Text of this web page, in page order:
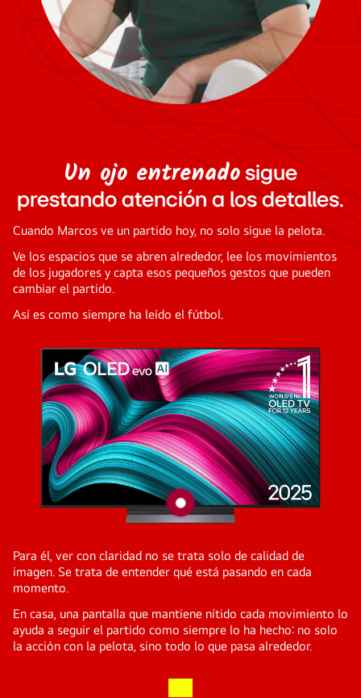
Un ojo entrenado sigue
prestando atención a los detalles.
Cuando Marcos ve un partido hoy, no solo sigue la pelota.
Ve los espacios que se abren alrededor, lee los movimientos
de los jugadores y capta esos pequeños gestos que pueden
cambiar el partido.
Así es como siempre ha leído el fútbol.
Smart
TV
OLED
evo
C5E
4K
de
Para él, ver con claridad no se trata solo de calidad de
imagen. Se trata de entender qué está pasando en cada
momento.
En casa, una pantalla que mantiene nítido cada movimiento lo
ayuda a seguir el partido como siempre lo ha hecho: no solo
la acción con la pelota, sino todo lo que pasa alrededor.